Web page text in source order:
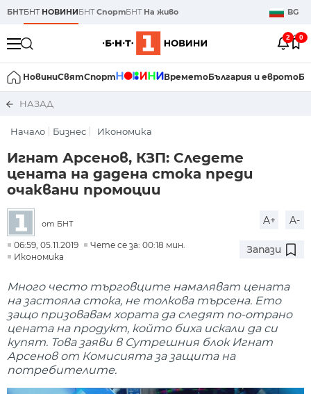
БНТБНТ НОВИНИБНТСпортБНТ На живо BG
2 0
НовиниСвятСпорт ВреметоБългария и еврото
НАЗАД
Начало Бизнес Икономика
Игнат Арсенов, КЗП: Следете
цената на дадена стока преди
очаквани промоции
от БНТ A+ A-
06:59, 05.11.2019
Чете се за: 00:18 мин.
Икономика
Запази
Много често търговците намаляват цената
на застояла стока, не толкова търсена. Ето
защо призовавам хората да следят по-отрано
цената на продукт, който биха искали да си
купят. Това заяви в Сутрешния блок Игнат
Арсенов от Комисията за защита на
потребителите.